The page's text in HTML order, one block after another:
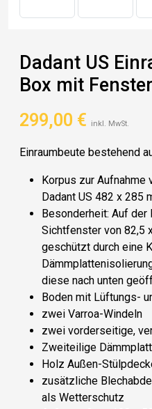
Dadant US
Box mit Fenster
299,00 € inkl. MwSt.
Einraumbeute bestehend
Korpus zur Aufnahme
Dadant US 482 x 285
Besonderheit: Auf
Sichtfenster von 82,5
geschützt durch eine
diese nach unten
Boden mit Lüftungs-
zwei Varroa-Windeln
zwei vorderseitige,
Zweiteilige
Holz Außen-
zusätzliche
als Wetterschutz